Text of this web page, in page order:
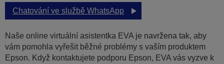
Chatování ve službě WhatsApp
Naše online virtuální asistentka EVA je navržena tak, aby
vám pomohla vyřešit běžné problémy s vaším produktem
Epson. Když kontaktujete podporu Epson, EVA vás vyzve k